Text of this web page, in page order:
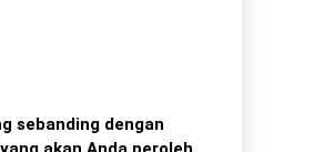
sebanding dengan